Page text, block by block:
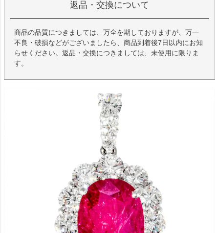
返品・交換について
商品の品質につきましては、万全を期しておりますが、万一
不良・破損などがございましたら、商品到着後7日以内にお知
らせください。返品・交換につきましては、未使用に限りま
す。